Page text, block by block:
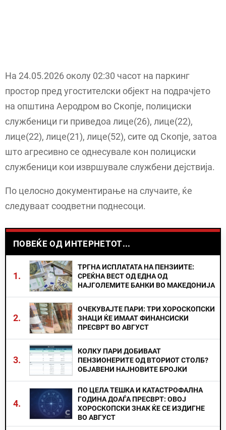
На 24.05.2026 околу 02:30 часот на паркинг
простор пред угостителски објект на подрачјето
на општина Аеродром во Скопје, полициски
службеници ги приведоа лице(26), лице(22),
лице(22), лице(21), лице(52), сите од Скопје, затоа
што агресивно се однесувале кон полициски
службеници кои извршувале службени дејствија.
По целосно документирање на случаите, ќе
следуваат соодветни поднесоци.
ПОВЕЌЕ ОД ИНТЕРНЕТОТ...
1.
ТРГНА ИСПЛАТАТА НА ПЕНЗИИТЕ:
СРЕЌНА ВЕСТ ОД ЕДНА ОД
НАЈГОЛЕМИТЕ БАНКИ ВО МАКЕДОНИЈА
2.
ОЧЕКУВАЈТЕ ПАРИ: ТРИ ХОРОСКОПСКИ
ЗНАЦИ ЌЕ ИМААТ ФИНАНСИСКИ
ПРЕСВРТ ВО АВГУСТ
3.
КОЛКУ ПАРИ ДОБИВААТ
ПЕНЗИОНЕРИТЕ ОД ВТОРИОТ СТОЛБ?
ОБЈАВЕНИ НАЈНОВИТЕ БРОЈКИ
4.
ПО ЦЕЛА ТЕШКА И КАТАСТРОФАЛНА
ГОДИНА ДОАЃА ПРЕСВРТ: ОВОЈ
ХОРОСКОПСКИ ЗНАК ЌЕ СЕ ИЗДИГНЕ
ВО АВГУСТ